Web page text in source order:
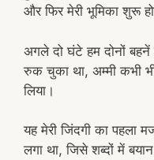
और फिर मेरी भूमिका शुरू
अगले दो घंटे हम दोनों बहनें
रुक चुका था, अम्मी कभी
लिया।
यह मेरी जिंदगी का पहला
लगा था, जिसे शब्दों में